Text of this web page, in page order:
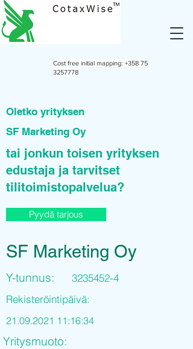
Cost free initial mapping: +358 75
3257778
Oletko yrityksen
SF Marketing Oy
tai jonkun toisen yrityksen
edustaja ja tarvitset
tilitoimistopalvelua?
Pyydä tarjous
SF Marketing Oy
Y-tunnus:
3235452-4
Rekisteröintipäivä:
21.09.2021 11 :16:34
Yritysmuoto: